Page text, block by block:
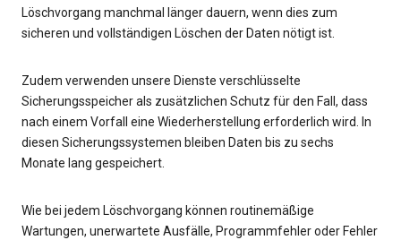
Löschvorgang manchmal länger dauern, wenn dies zum
sicheren und vollständigen Löschen der Daten nötigt ist.
Zudem verwenden unsere Dienste verschlüsselte
Sicherungsspeicher als zusätzlichen Schutz für den Fall, dass
nach einem Vorfall eine Wiederherstellung erforderlich wird. In
diesen Sicherungssystemen bleiben Daten bis zu sechs
Monate lang gespeichert.
Wie bei jedem Löschvorgang können routinemäßige
Wartungen, unerwartete Ausfälle, Programmfehler oder Fehler